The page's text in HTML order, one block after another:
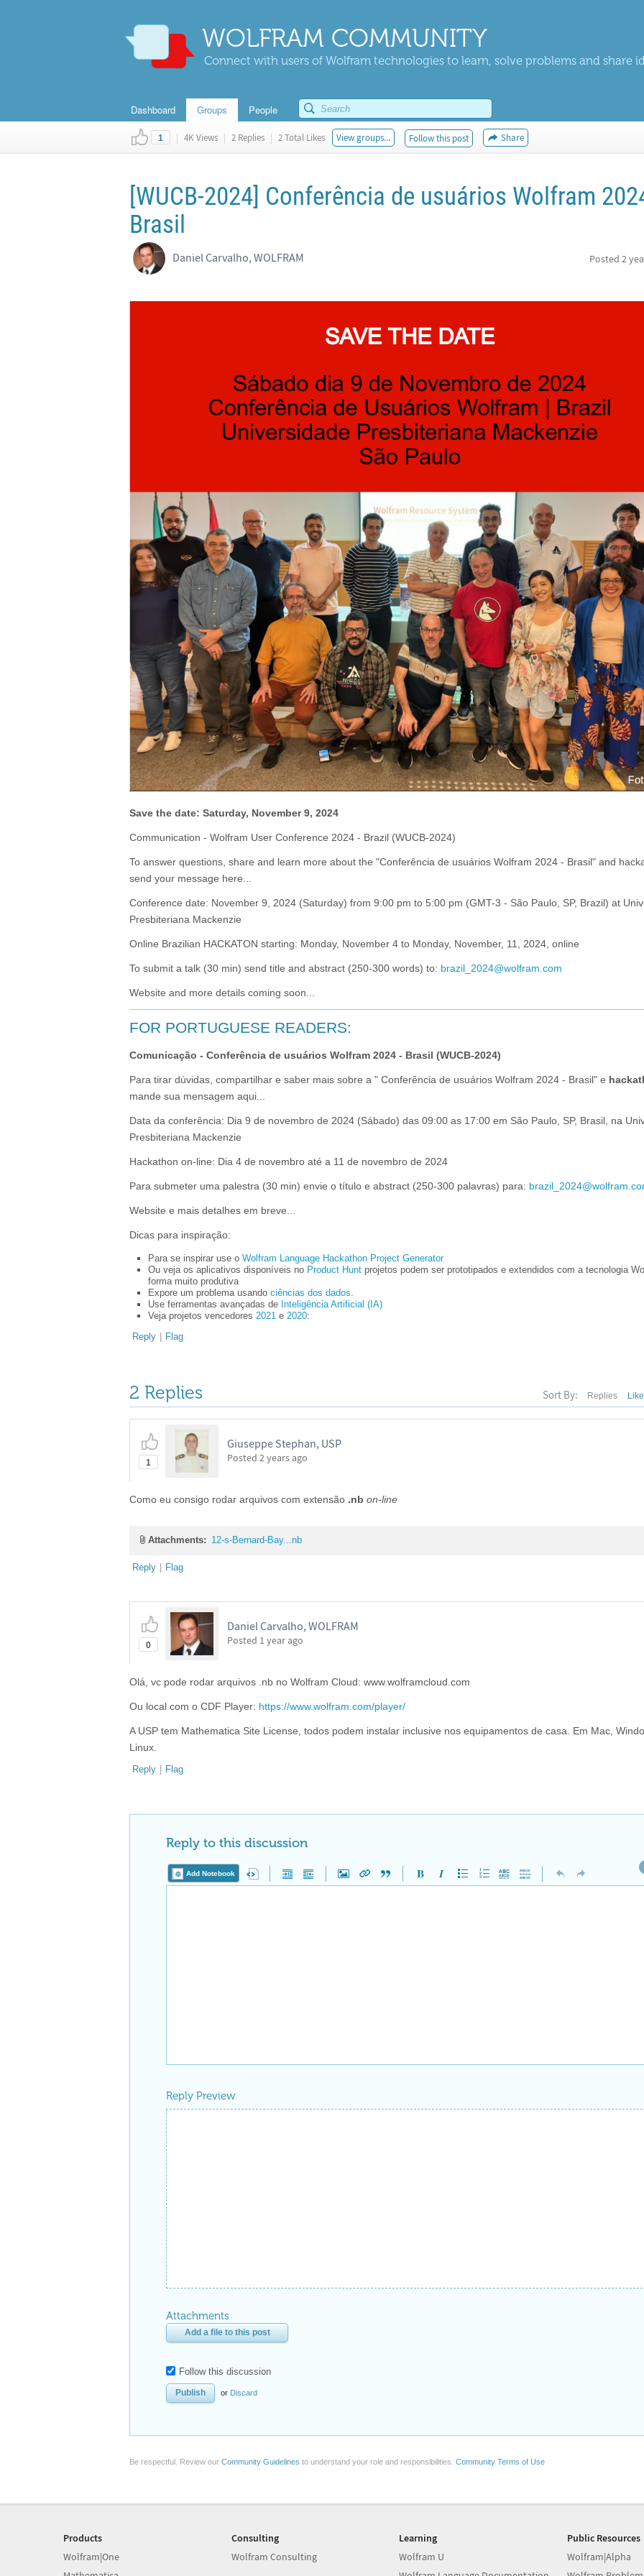
WOLFRAM COMMUNITY
Connect with users of Wolfram technologies to learn, solve problems and share
Dashboard Groups People
1 | 4K Views | 2 Replies | 2 Total Likes View groups... Follow this post Share
[WUCB-2024] Conferência de usuários Wolfram
Brasil
Daniel Carvalho, WOLFRAM Posted 2
Save the date: Saturday, November 9, 2024
Communication - Wolfram User Conference 2024 - Brazil (WUCB-2024)
To answer questions, share and learn more about the "Conferência de usuários Wolfram 2024 - Brasil" and
send your message here...
Conference date: November 9, 2024 (Saturday) from 9:00 pm to 5:00 pm (GMT-3 - São Paulo, SP, Brazil) at
Presbiteriana Mackenzie
Online Brazilian HACKATON starting: Monday, November 4 to Monday, November, 11, 2024, online
To submit a talk (30 min) send title and abstract (250-300 words) to: brazil_2024@wolfram.com
Website and more details coming soon...
FOR PORTUGUESE READERS:
Comunicação - Conferência de usuários Wolfram 2024 - Brasil (WUCB-2024)
Para tirar dúvidas, compartilhar e saber mais sobre a " Conferência de usuários Wolfram 2024 - Brasil" e
mande sua mensagem aqui...
Data da conferência: Dia 9 de novembro de 2024 (Sábado) das 09:00 as 17:00 em São Paulo, SP, Brasil, na
Presbiteriana Mackenzie
Hackathon on-line: Dia 4 de novembro até a 11 de novembro de 2024
Para submeter uma palestra (30 min) envie o título e abstract (250-300 palavras) para:
Website e mais detalhes em breve...
Dicas para inspiração:
Para se inspirar use o Wolfram Language Hackathon Project Generator
Ou veja os aplicativos disponíveis no Product Hunt projetos podem ser prototipados e extendidos com a tecnologia
forma muito produtiva
Expore um problema usando ciências dos dados
Use ferramentas avançadas de Inteligência Artificial (IA)
Veja projetos vencedores 2021 e 2020:
Reply | Flag
2 Replies Sort By: Replies
1
Giuseppe Stephan, USP
Posted 2 years ago
Como eu consigo rodar arquivos com extensão .nb on-line
Attachments: 12-s-Bernard-Bay...nb
Reply | Flag
0
Daniel Carvalho, WOLFRAM
Posted 1 year ago
Olá, vc pode rodar arquivos .nb no Wolfram Cloud: www.wolframcloud.com
Ou local com o CDF Player: https://www.wolfram.com/player/
A USP tem Mathematica Site License, todos podem instalar inclusive nos equipamentos de casa. Em Mac,
Linux.
Reply | Flag
Reply to this discussion
Add Notebook
Reply Preview
Attachments
Add a file to this post
Follow this discussion
or Discard
Be respectful. Review our Community Guidelines to understand your role and responsibilities. Community Terms of Use
Products
Wolfram|One
Consulting
Wolfram Consulting
Learning
Wolfram U
Public Resources
Wolfram|Alpha